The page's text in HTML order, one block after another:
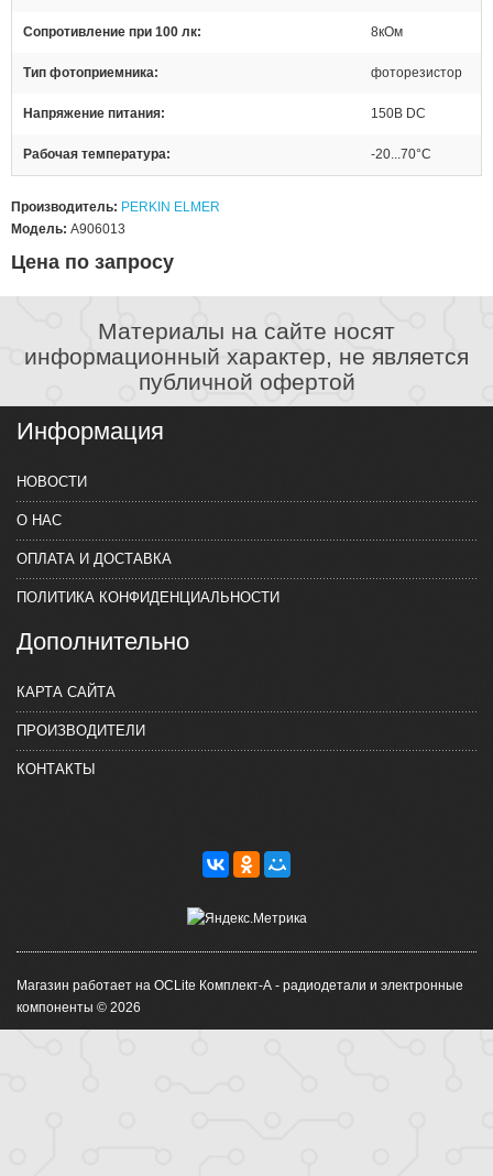
Сопротивление при 100 лк 8кОм
Тип фотоприемника фоторезистор
Напряжение питания 150В DC
Рабочая температура -20...70°C
Производитель: PERKIN ELMER
Модель: A906013
Цена по запросу
Материалы на сайте носят
информационный характер, не является
публичной офертой
Информация
НОВОСТИ
О НАС
ОПЛАТА И ДОСТАВКА
ПОЛИТИКА КОНФИДЕНЦИАЛЬНОСТИ
Дополнительно
КАРТА САЙТА
ПРОИЗВОДИТЕЛИ
КОНТАКТЫ
Магазин работает на OCLite Комплект-А - радиодетали и электронные
компоненты © 2026